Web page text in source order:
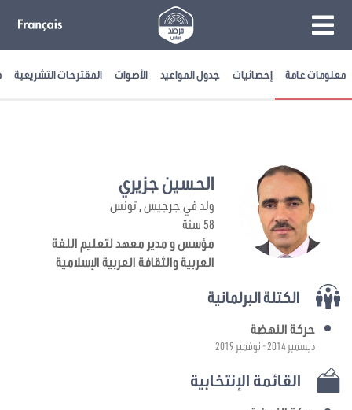
معلومات عامة إحصائيات جدول المواعيد الأصوات المقترحات التشريعية
الحسين جزيري
ولد في جرجيس , تونس
58 سنة
مؤسس و مدير معهد لتعليم اللغة
العربية والثقافة العربية الإسلامية
الكتلة البرلمانية
حركة النهضة
ديسمبر 2014 - نوفمبر 2019
القائمة الإنتخابية